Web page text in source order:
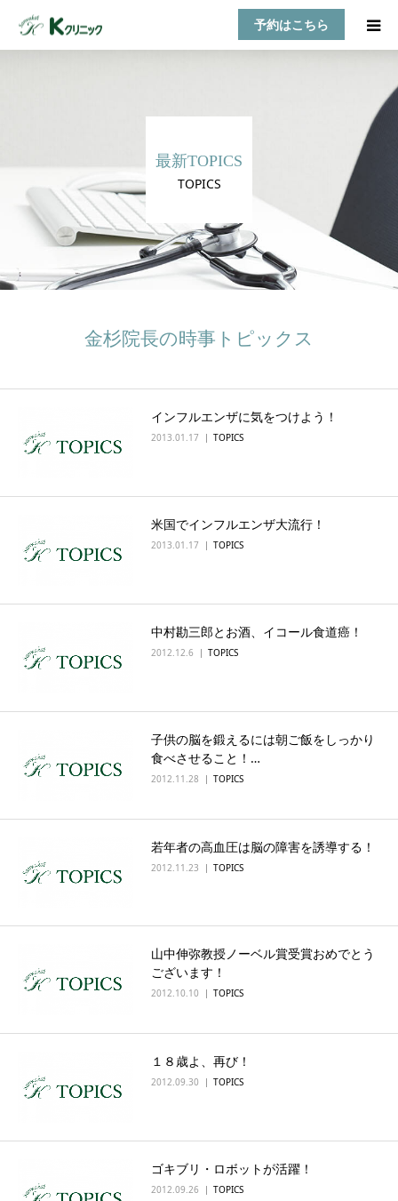
予約はこちら
最新TOPICS
TOPICS
金杉院長の時事トピックス
インフルエンザに気をつけよう！
2013.01.17 TOPICS
米国でインフルエンザ大流行！
2013.01.17 TOPICS
中村勘三郎とお酒、イコール食道癌！
2012.12.6 TOPICS
子供の脳を鍛えるには朝ご飯をしっかり
食べさせること！…
2012.11.28 TOPICS
若年者の高血圧は脳の障害を誘導する！
2012.11.23 TOPICS
山中伸弥教授ノーベル賞受賞おめでとう
ございます！
2012.10.10 TOPICS
１８歳よ、再び！
2012.09.30 TOPICS
ゴキブリ・ロボットが活躍！
2012.09.26 TOPICS
医師紹介
TOPICS
アクセス